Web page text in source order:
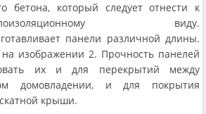
бетона, который следует отнести к
теплоизоляционному виду.
панели различной длины.
изображении 2. Прочность панелей
их и для перекрытий между
домовладении, и для покрытия
крыши.